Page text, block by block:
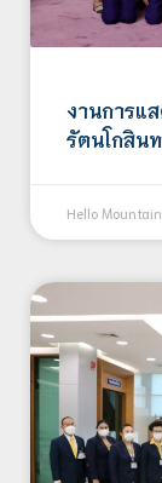
งานการแ
รัตนโกสิน
Hello Mountain